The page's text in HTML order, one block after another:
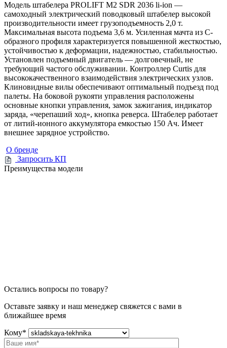
Модель штабелера PROLIFT M2 SDR 2036 li-ion —
самоходный электрический поводковый штабелер высокой
производительности имеет грузоподъемность 2,0 т.
Максимальная высота подъема 3,6 м. Усиленная мачта из C-
образного профиля характеризуется повышенной жесткостью,
устойчивостью к деформации, надежностью, стабильностью.
Установлен подъемный двигатель — долговечный, не
требующий частого обслуживании. Контроллер Curtis для
высококачественного взаимодействия электрических узлов.
Клиновидные вилы обеспечивают оптимальный подъезд под
палеты. На боковой рукояти управления расположены
основные кнопки управления, замок зажигания, индикатор
заряда, «черепаший ход», кнопка реверса. Штабелер работает
от литий-ионного аккумулятора емкостью 150 Ач. Имеет
внешнее зарядное устройство.
О бренде
Запросить КП
Преимущества модели
Остались вопросы по товару?
Оставьте заявку и наш менеджер свяжется с вами в
ближайшее время
Кому*